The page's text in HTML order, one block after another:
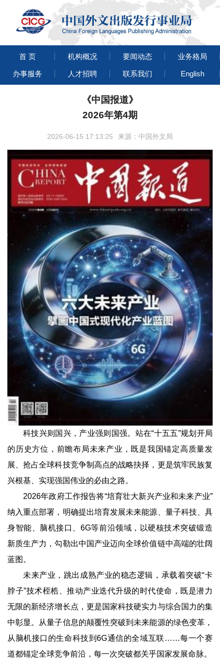
首 页 机构概况 要闻动态 业务格局
办事服务 人才招聘 联系我们 English
《中国报道》
2026年第4期
2026-06-15 17:13:25 来源：中国外文局
科技兴则国兴，产业强则国强。站在“十五五”规划开局
的历史方位，前瞻布局未来产业，既是我国锚定高质量发
展、抢占全球科技竞争制高点的战略抉择，更是筑牢民族复
兴根基、实现强国伟业的必由之路。
2026年政府工作报告将“培育壮大新兴产业和未来产业”
纳入重点部署，明确提出培育发展未来能源、量子科技、具
身智能、脑机接口、6G等前沿领域，以硬核技术突破锻造
新质生产力，勾勒出中国产业迈向全球价值链中高端的壮阔
蓝图。
未来产业，跳出成熟产业的稳态逻辑，承载着突破“卡
脖子”技术桎梏、推动产业迭代升级的时代使命，既是潜力
无限的新经济增长点，更是国家科技硬实力与综合国力的集
中彰显。从量子信息的颠覆性突破到未来能源的绿色变革，
从脑机接口的生命科技到6G通信的全域互联……每一个赛
道都锚定全球竞争前沿，每一次突破都关乎国家发展命脉。